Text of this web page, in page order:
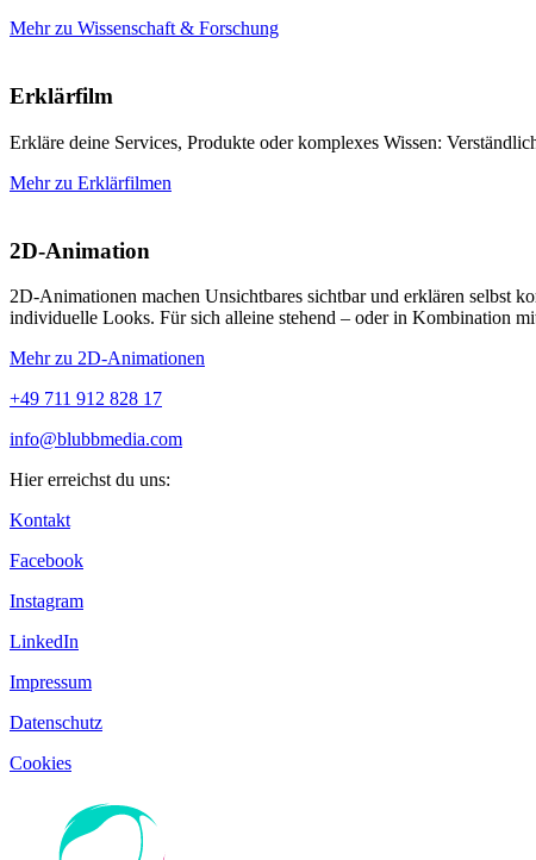
Mehr zu Wissenschaft & Forschung
Erklärfilm
Erkläre deine Services, Produkte oder komplexes Wissen:
Mehr zu Erklärfilmen
2D-Animation
2D-Animationen machen Unsichtbares sichtbar und erklären selbst
individuelle Looks. Für sich alleine stehend – oder in Kombination
Mehr zu 2D-Animationen
+49 711 912 828 17
info@blubbmedia.com
Hier erreichst du uns:
Kontakt
Facebook
Instagram
LinkedIn
Impressum
Datenschutz
Cookies